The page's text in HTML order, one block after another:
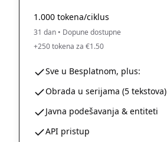
1.000 tokena/ciklus
31 dan • Dopune dostupne
+250 tokena za €1.50
Sve u Besplatnom, plus:
Obrada u serijama (5 tekstova)
Javna podešavanja & entiteti
API pristup